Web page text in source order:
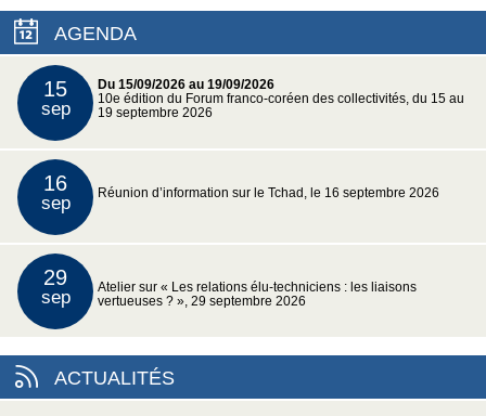
AGENDA
15
sep
Du 15/09/2026 au 19/09/2026
10e édition du Forum franco-coréen des collectivités, du 15 au
19 septembre 2026
16
sep Réunion d’information sur le Tchad, le 16 septembre 2026
29
sep
Atelier sur « Les relations élu-techniciens : les liaisons
vertueuses ? », 29 septembre 2026
ACTUALITÉS